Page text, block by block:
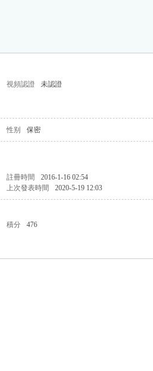
視頻認證 未認證
性别 保密
註冊時間 2016-1-16 02:54
上次發表時間 2020-5-19 12:03
積分 476